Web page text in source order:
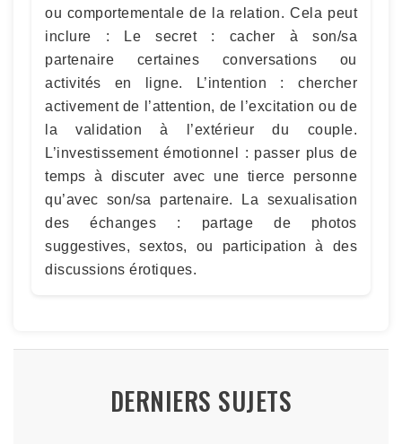
ou comportementale de la relation. Cela peut
inclure : Le secret : cacher à son/sa
partenaire certaines conversations ou
activités en ligne. L’intention : chercher
activement de l’attention, de l’excitation ou de
la validation à l’extérieur du couple.
L’investissement émotionnel : passer plus de
temps à discuter avec une tierce personne
qu’avec son/sa partenaire. La sexualisation
des échanges : partage de photos
suggestives, sextos, ou participation à des
discussions érotiques.
DERNIERS SUJETS